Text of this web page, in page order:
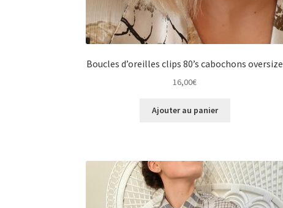
Boucles d’oreilles clips 80’s cabochons oversize
16,00€
Ajouter au panier